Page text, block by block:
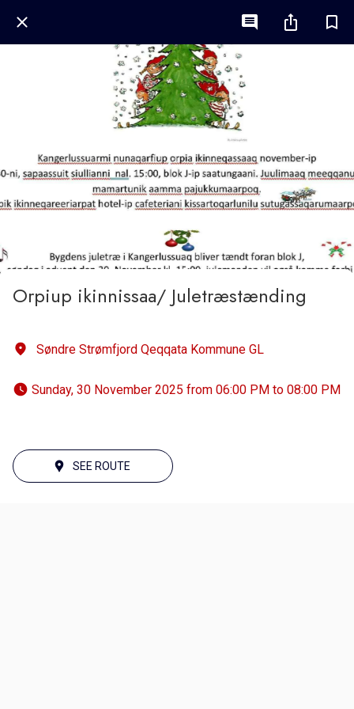
Orpiup ikinnissaa/ Juletræstænding
Søndre Strømfjord Qeqqata Kommune GL
SEE ROUTE